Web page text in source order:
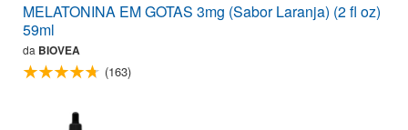
MELATONINA EM GOTAS 3mg (Sabor Laranja) (2 fl oz)
59ml
da BIOVEA
(163)